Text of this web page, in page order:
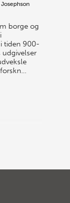
Josephson
borge og
tiden 900-
udgivelser